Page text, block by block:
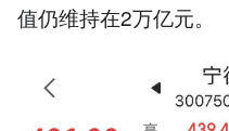
值仍维持在2万亿元。